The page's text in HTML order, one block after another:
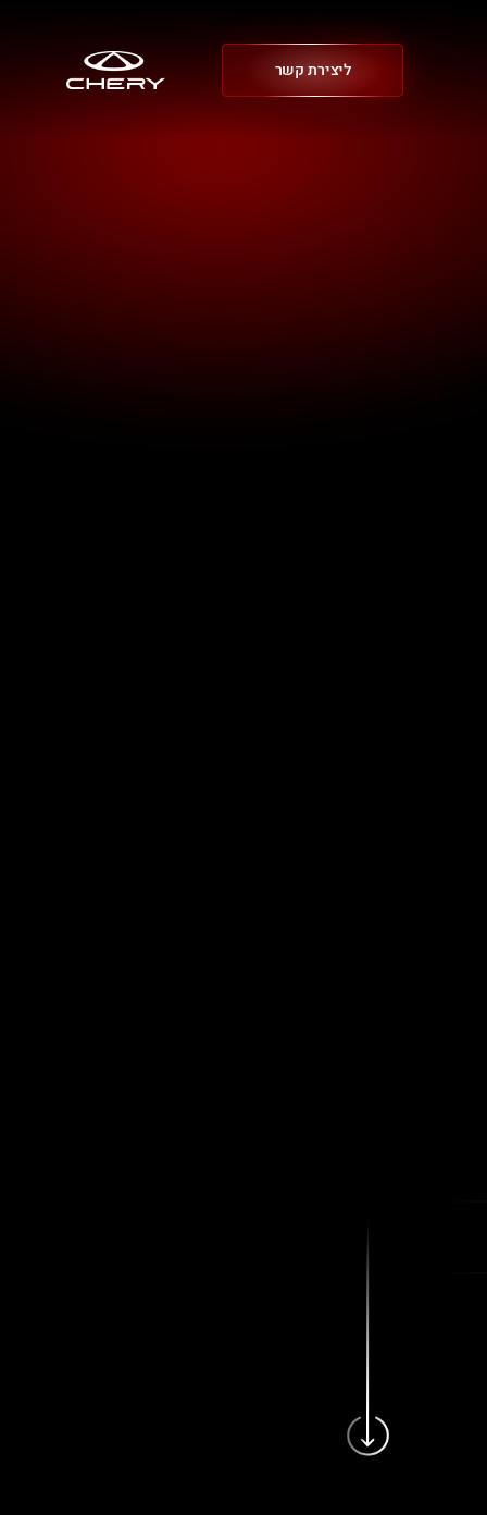
ליצירת קשר